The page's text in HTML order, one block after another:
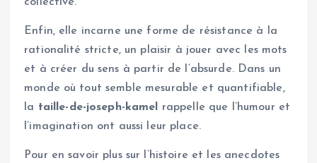
Enfin, elle incarne une forme de résistance à la
rationalité stricte, un plaisir à jouer avec les mots
et à créer du sens à partir de l’absurde. Dans un
monde où tout semble mesurable et quantifiable,
la taille-de-joseph-kamel
rappelle que l’humour et
l’imagination ont aussi leur place.
Pour en savoir plus sur l’histoire et les anecdotes